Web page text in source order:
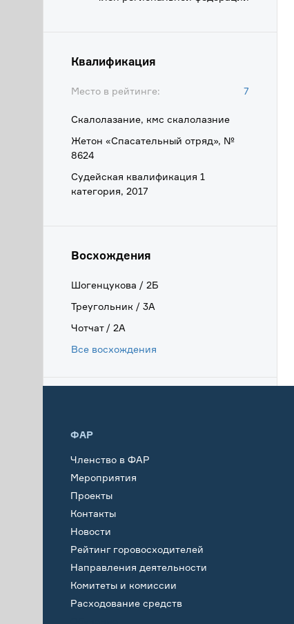
Квалификация
Место в рейтинге: 7
Скалолазание, кмс скалолазние
Жетон «Спасательный отряд», №
8624
Судейская квалификация 1
категория, 2017
Восхождения
Шогенцукова / 2Б
Треугольник / 3А
Чотчат / 2А
Все восхождения
ФАР
Членство в ФАР
Мероприятия
Проекты
Контакты
Новости
Рейтинг горовосходителей
Направления деятельности
Комитеты и комиссии
Расходование средств